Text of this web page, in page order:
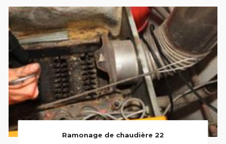
Ramonage de chaudière 22